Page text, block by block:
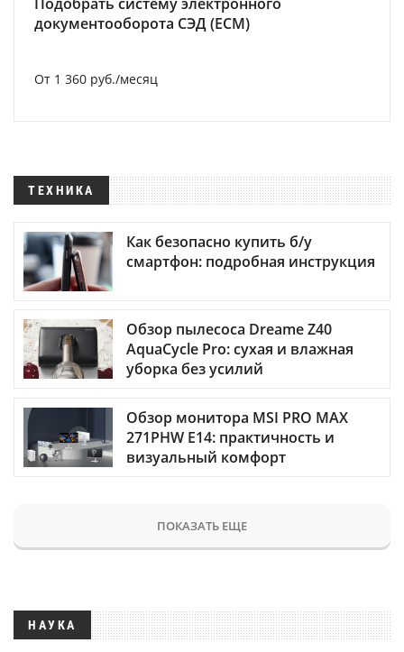
документооборота СЭД (ECM)
От 1 360 руб./месяц
ТЕХНИКА
Как безопасно купить б/у
смартфон: подробная инструкция
Обзор пылесоса Dreame Z40
AquaCycle Pro: сухая и влажная
уборка без усилий
Обзор монитора MSI PRO MAX
271PHW E14: практичность и
визуальный комфорт
ПОКАЗАТЬ ЕЩЕ
НАУКА